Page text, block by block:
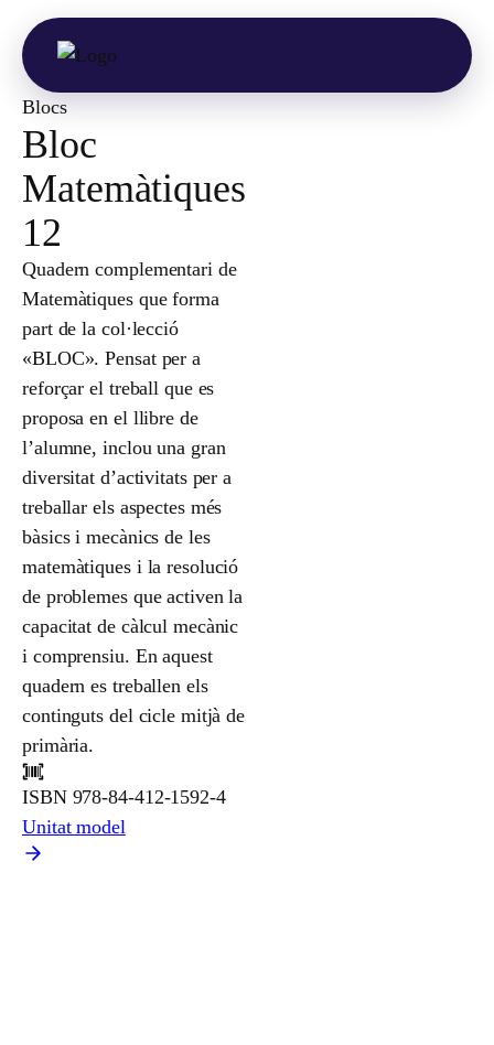
Blocs
Bloc
Matemàtiques
12
Quadern complementari de
Matemàtiques que forma
part de la col·lecció
«BLOC». Pensat per a
reforçar el treball que es
proposa en el llibre de
l’alumne, inclou una gran
diversitat d’activitats per a
treballar els aspectes més
bàsics i mecànics de les
matemàtiques i la resolució
de problemes que activen la
capacitat de càlcul mecànic
i comprensiu. En aquest
quadern es treballen els
continguts del cicle mitjà de
primària.
ISBN 978-84-412-1592-4
Unitat model